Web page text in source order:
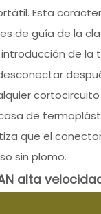
Esta
de guía de la
de la
de
que el
sin plomo.
alta